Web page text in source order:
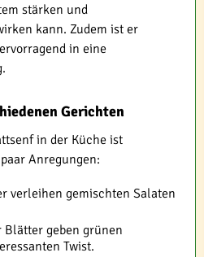
stärken und
kann. Zudem ist er
in eine
Gerichten
in der Küche ist
Anregungen:
verleihen gemischten Salaten
Blätter geben grünen
Twist.